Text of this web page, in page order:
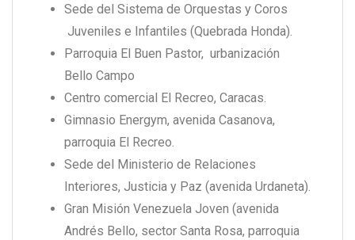
Sede del Sistema de Orquestas y Coros
Juveniles e Infantiles (Quebrada Honda).
Parroquia El Buen Pastor, urbanización
Bello Campo
Centro comercial El Recreo, Caracas.
Gimnasio Energym, avenida Casanova,
parroquia El Recreo.
Sede del Ministerio de Relaciones
Interiores, Justicia y Paz (avenida Urdaneta).
Gran Misión Venezuela Joven (avenida
Andrés Bello, sector Santa Rosa, parroquia